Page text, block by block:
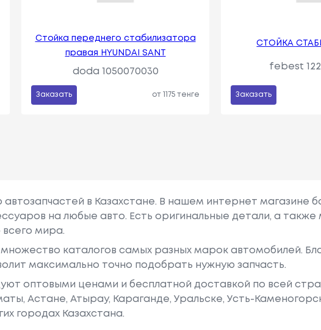
Стойка переднего стабилизатора
правая HYUNDAI SANT
doda 1050070030
Заказать от 1175 тенге
СТОЙКА
febest
Заказать
в Казахстане. В нашем интернет магазине
на любые авто. Есть оригинальные детали, а
всего мира.
каталогов самых разных марок автомобилей.
максимально точно подобрать нужную запчасть.
оптовыми ценами и бесплатной доставкой по всей
Астане, Атырау, Караганде, Уральске, Усть-
городах Казахстана.